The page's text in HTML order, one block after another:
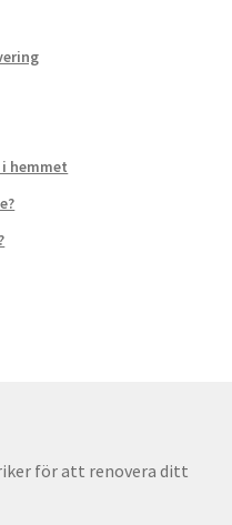
hemmet
för att renovera ditt